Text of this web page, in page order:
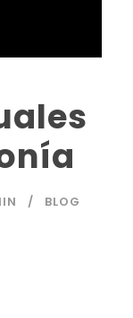
BLOG